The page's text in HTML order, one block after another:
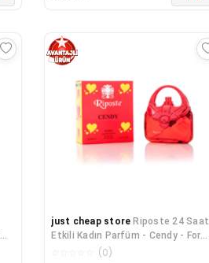
just cheap store Riposte 24 Saat
Etkili Kadın Parfüm - Cendy - For
Women 110 Ml
(0)